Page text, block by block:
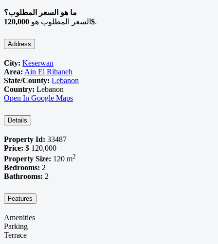
ما هو السعر المطلوب؟
السعر المطلوب هو 120,000$.
Address
City: Keserwan
Area: Ain El Rihaneh
State/County: Lebanon
Country: Lebanon
Open In Google Maps
Details
Property Id: 33487
Price: $ 120,000
Property Size: 120 m2
Bedrooms: 2
Bathrooms: 2
Features
Amenities
Parking
Terrace